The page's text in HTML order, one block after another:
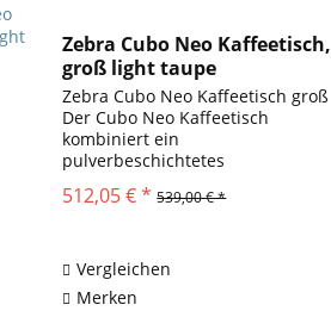
Zebra Cubo Neo Kaffeetisch,
groß light taupe
Zebra Cubo Neo Kaffeetisch groß
Der Cubo Neo Kaffeetisch
kombiniert ein
pulverbeschichtetes
Aluminiumgestell in der
eleganten Farbe Light Taupe mit
robuste Metall sorgt für...
512,05 € * 539,00 € *
Vergleichen
Merken